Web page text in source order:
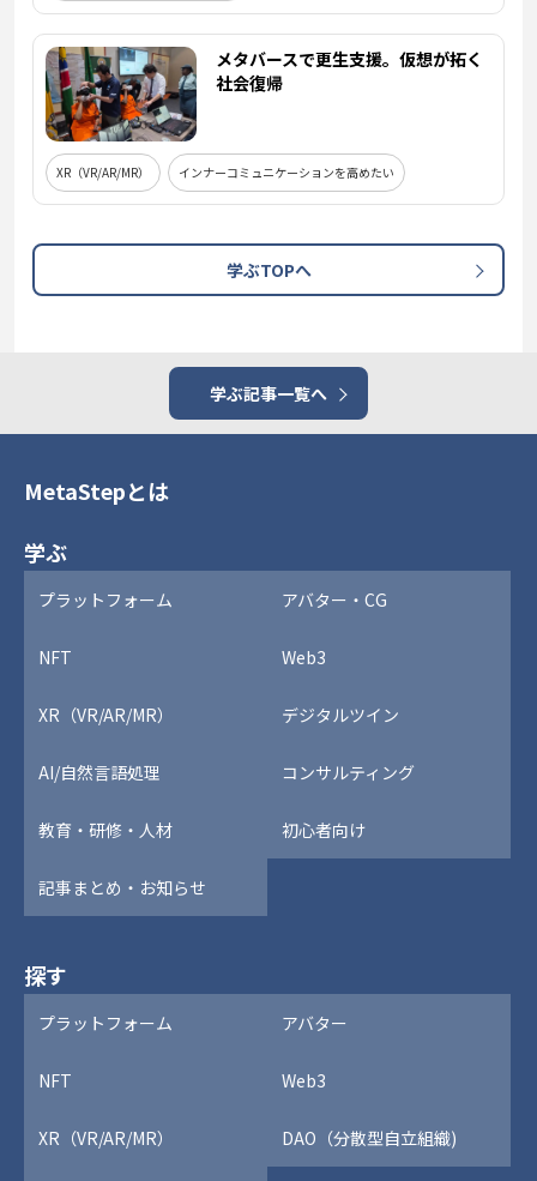
メタバースで更生支援。仮想が拓く
社会復帰
XR（VR/AR/MR） インナーコミュニケーションを高めたい
学ぶTOPへ
学ぶ記事一覧へ
MetaStepとは
学ぶ
プラットフォーム アバター・CG
NFT Web3
XR（VR/AR/MR） デジタルツイン
AI/自然言語処理 コンサルティング
教育・研修・人材 初心者向け
記事まとめ・お知らせ
探す
プラットフォーム アバター
NFT Web3
XR（VR/AR/MR） DAO（分散型自立組織)